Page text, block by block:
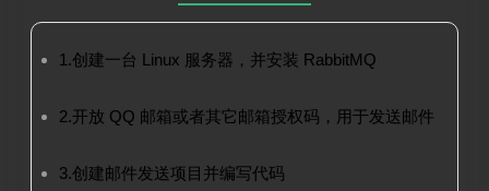
1.创建一台 Linux 服务器，并安装 RabbitMQ
2.开放 QQ 邮箱或者其它邮箱授权码，用于发送邮件
3.创建邮件发送项目并编写代码